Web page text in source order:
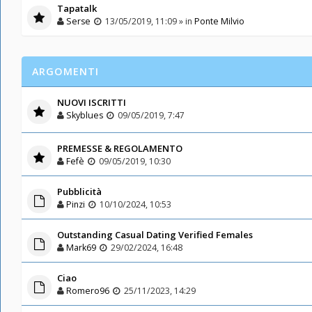
Tapatalk
Serse 13/05/2019, 11:09 » in Ponte Milvio
ARGOMENTI
NUOVI ISCRITTI
Skyblues 09/05/2019, 7:47
PREMESSE & REGOLAMENTO
Fefè 09/05/2019, 10:30
Pubblicità
Pinzi 10/10/2024, 10:53
Outstanding Сasual Dating Verified Females
Mark69 29/02/2024, 16:48
Ciao
Romero96 25/11/2023, 14:29